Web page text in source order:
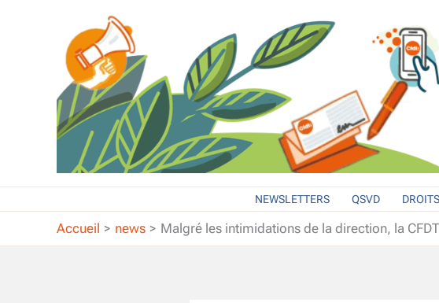
NEWSLETTERS QSVD DROITS
Accueil news Malgré les intimidations de la direction, la